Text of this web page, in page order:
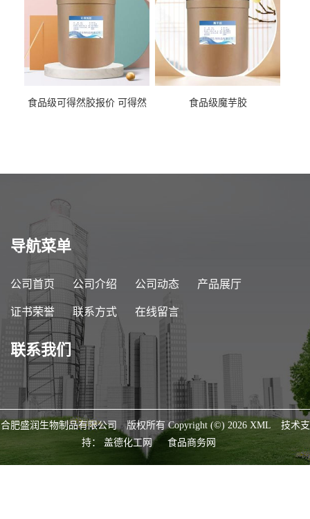
食品级可得然胶报价 可得然
食品级魔芋胶
导航菜单
公司首页 公司介绍 公司动态 产品展厅
证书荣誉 联系方式 在线留言
联系我们
合肥盛润生物制品有限公司 版权所有 Copyright (©) 2026 XML
技术支
持： 盖德化工网 食品商务网